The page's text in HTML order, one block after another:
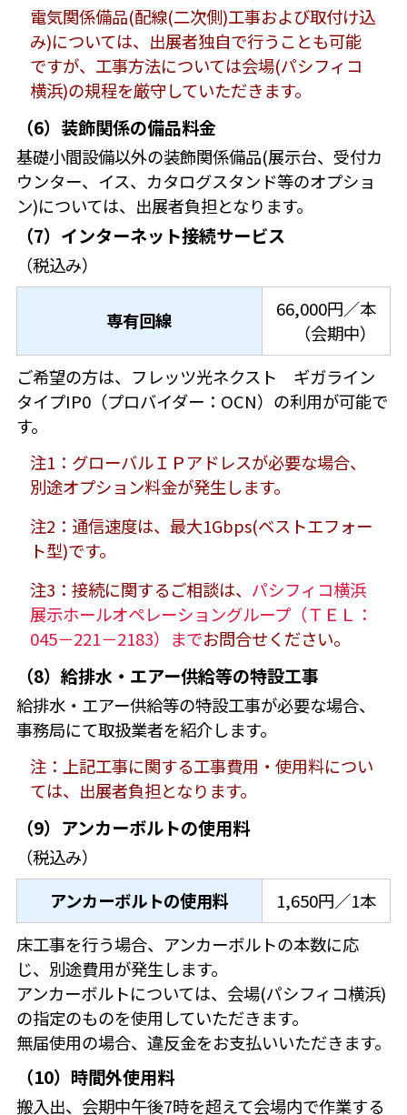
電気関係備品(配線(二次側)工事および取付け込
み)については、出展者独自で行うことも可能
ですが、工事方法については会場(パシフィコ
横浜)の規程を厳守していただきます。
（6）装飾関係の備品料金
基礎小間設備以外の装飾関係備品(展示台、受付カ
ウンター、イス、カタログスタンド等のオプショ
ン)については、出展者負担となります。
（7）インターネット接続サービス
（税込み）
専有回線
66,000円／本
（会期中）
ご希望の方は、フレッツ光ネクスト ギガライン
タイプIP0（プロバイダー：OCN）の利用が可能で
す。
注1：グローバルＩＰアドレスが必要な場合、
別途オプション料金が発生します。
注2：通信速度は、最大1Gbps(ベストエフォー
ト型)です。
注3：接続に関するご相談は、 パシフィコ横浜
展示ホールオペレーショングループ（ＴＥＬ：
045－221－2183）までお問合せください。
（8）給排水・エアー供給等の特設工事
給排水・エアー供給等の特設工事が必要な場合、
事務局にて取扱業者を紹介します。
注：上記工事に関する工事費用・使用料につい
ては、出展者負担となります。
（9）アンカーボルトの使用料
（税込み）
アンカーボルトの使用料
1,650円／1本
床工事を行う場合、アンカーボルトの本数に応
じ、別途費用が発生します。
アンカーボルトについては、会場(パシフィコ横浜)
の指定のものを使用していただきます。
無届使用の場合、違反金をお支払いいただきます。
（10）時間外使用料
搬入出、会期中午後7時を超えて会場内で作業する